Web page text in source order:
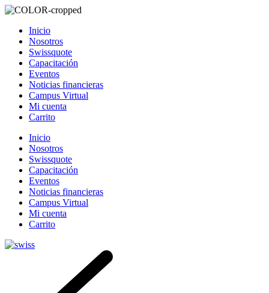
Inicio
Nosotros
Swissquote
Capacitación
Eventos
Noticias financieras
Campus Virtual
Mi cuenta
Carrito
Inicio
Nosotros
Swissquote
Capacitación
Eventos
Noticias financieras
Campus Virtual
Mi cuenta
Carrito